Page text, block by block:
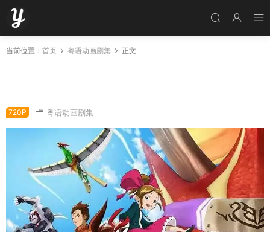
当前位置： 首页 粤语动画剧集 正文
720P 粤语动画剧集